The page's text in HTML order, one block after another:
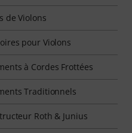
de Violons
pour Violons
à Cordes Frottées
Traditionnels
Roth & Junius